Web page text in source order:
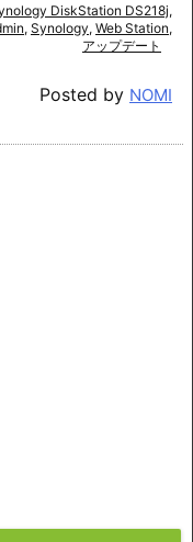
DiskStation DS218j,
, Synology, Web Station,
アップデート
Posted by NOMI